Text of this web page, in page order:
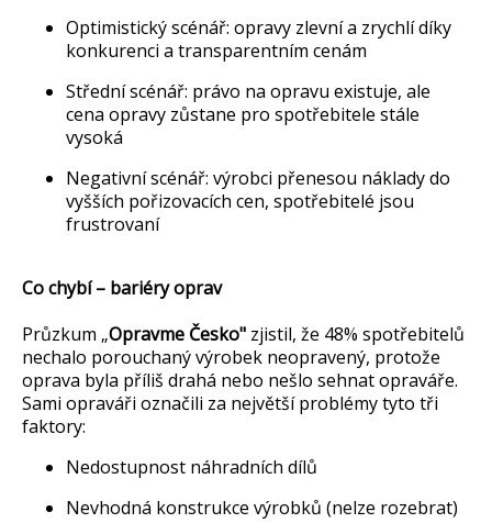
Optimistický scénář: opravy zlevní a zrychlí díky
konkurenci a transparentním cenám
Střední scénář: právo na opravu existuje, ale
cena opravy zůstane pro spotřebitele stále
vysoká
Negativní scénář: výrobci přenesou náklady do
vyšších pořizovacích cen, spotřebitelé jsou
frustrovaní
Co chybí – bariéry oprav
Průzkum „Opravme Česko" zjistil, že 48% spotřebitelů
nechalo porouchaný výrobek neopravený, protože
oprava byla příliš drahá nebo nešlo sehnat opraváře.
Sami opraváři označili za největší problémy tyto tři
faktory:
Nedostupnost náhradních dílů
Nevhodná konstrukce výrobků (nelze rozebrat)